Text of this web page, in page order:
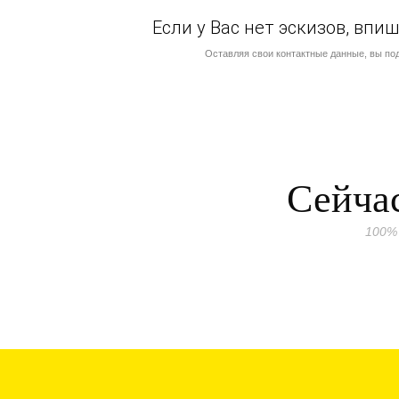
Если у Вас нет эскизов,
Оставляя свои контактные данные, вы